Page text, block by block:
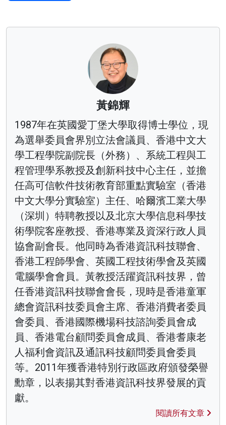
黃錦輝
1987年在英國愛丁堡大學取得博士學位，現
為選舉委員會界別立法會議員、香港中文大
學工程學院副院長（外務）、系統工程與工
程管理學系教授及創新科技中心主任，並擔
任高可信軟件技術教育部重點實驗室（香港
中文大學分實驗室）主任、哈爾濱工業大學
（深圳）特聘教授以及北京大學信息科學技
術學院客座教授、香港專業及資深行政人員
協會副會長。他同時為香港資訊科技聯會、
香港工程師學會、英國工程技術學會及英國
電腦學會會員。黃教授活躍資訊科技界，曾
任香港資訊科技聯會會長，現時是香港童軍
總會資訊科技委員會主席、香港消費者委員
會委員、香港國際機場科技諮詢委員會成
員、香港電台顧問委員會成員、香港耆康老
人福利會資訊及通訊科技顧問委員會委員
等。2011年獲香港特別行政區政府頒發榮譽
勳章，以表揚其對香港資訊科技界發展的貢
獻。
閱讀所有文章